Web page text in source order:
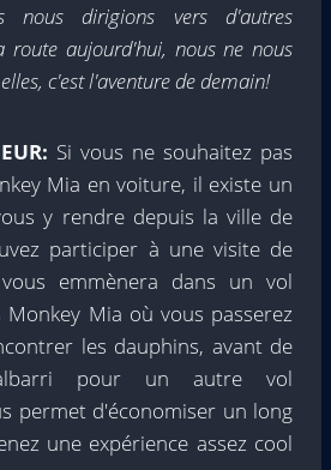
nous dirigions vers d'autres
route aujourd'hui, nous ne nous
c'est l'aventure de demain!
Si vous ne souhaitez pas
Mia en voiture, il existe un
y rendre depuis la ville de
participer à une visite de
emmènera dans un vol
Mia où vous passerez
les dauphins, avant de
pour un autre vol
permet d'économiser un long
une expérience assez cool